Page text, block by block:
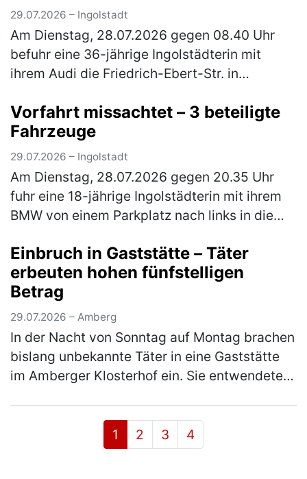
29.07.2026 – Ingolstadt
Am Dienstag, 28.07.2026 gegen 08.40 Uhr
befuhr eine 36-jährige Ingolstädterin mit
ihrem Audi die Friedrich-Ebert-Str. in
Theodor-Heuss-Str. Zeitgleich befu…(mehr)
Vorfahrt missachtet – 3 beteiligte
Fahrzeuge
29.07.2026 – Ingolstadt
Am Dienstag, 28.07.2026 gegen 20.35 Uhr
fuhr eine 18-jährige Ingolstädterin mit ihrem
BMW von einem Parkplatz nach links in die
Frau die Vorfahrt eines and… (mehr)
Einbruch in Gaststätte – Täter
erbeuten hohen fünfstelligen
Betrag
29.07.2026 – Amberg
In der Nacht von Sonntag auf Montag brachen
bislang unbekannte Täter in eine Gaststätte
im Amberger Klosterhof ein. Sie entwendeten
1
2 3 4